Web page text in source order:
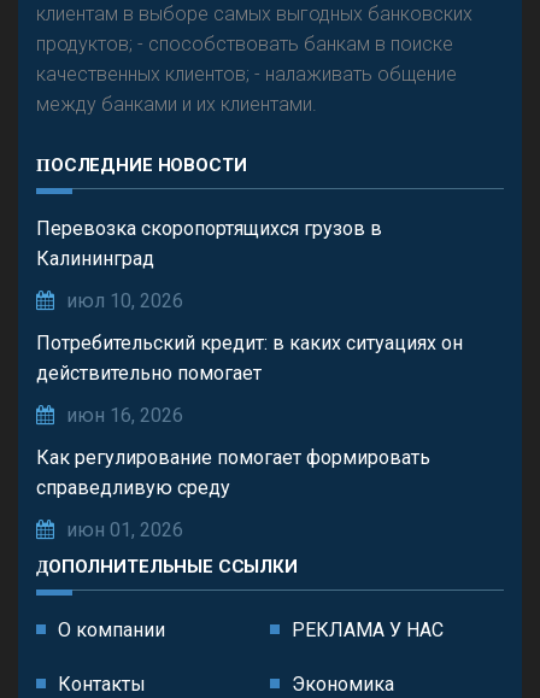
клиентам в выборе самых выгодных банковских
продуктов; - способствовать банкам в поиске
качественных клиентов; - налаживать общение
между банками и их клиентами.
ПОСЛЕДНИЕ НОВОСТИ
Перевозка скоропортящихся грузов в
Калининград
июл 10, 2026
Потребительский кредит: в каких ситуациях он
действительно помогает
июн 16, 2026
Как регулирование помогает формировать
справедливую среду
июн 01, 2026
ДОПОЛНИТЕЛЬНЫЕ ССЫЛКИ
О компании РЕКЛАМА У НАС
Контакты Экономика